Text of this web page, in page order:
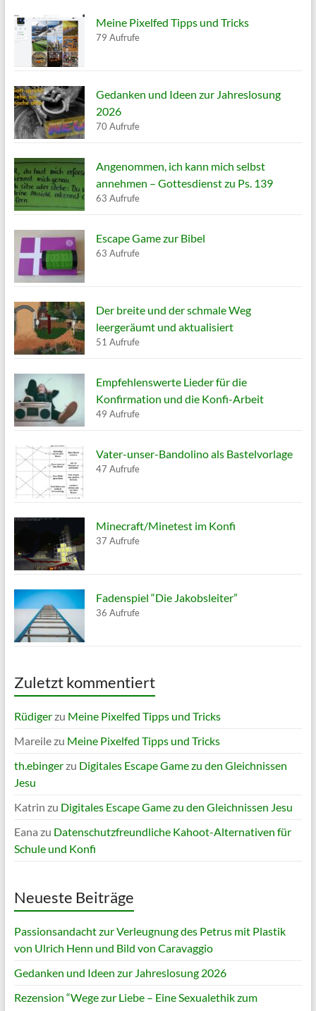
Meine Pixelfed Tipps und Tricks
79 Aufrufe
Gedanken und Ideen zur Jahreslosung
2026
70 Aufrufe
Angenommen, ich kann mich selbst
annehmen – Gottesdienst zu Ps. 139
63 Aufrufe
Escape Game zur Bibel
63 Aufrufe
Der breite und der schmale Weg
leergeräumt und aktualisiert
51 Aufrufe
Empfehlenswerte Lieder für die
Konfirmation und die Konfi-Arbeit
49 Aufrufe
Vater-unser-Bandolino als Bastelvorlage
47 Aufrufe
Minecraft/Minetest im Konfi
37 Aufrufe
Fadenspiel “Die Jakobsleiter”
36 Aufrufe
Zuletzt kommentiert
Rüdigerzu Meine Pixelfed Tipps und Tricks
Mareilezu Meine Pixelfed Tipps und Tricks
th.ebingerzu Digitales Escape Game zu den Gleichnissen
Jesu
Katrin zu Digitales Escape Game zu den Gleichnissen Jesu
Eana zu Datenschutzfreundliche Kahoot-Alternativen für
Schule und Konfi
Neueste Beiträge
Passionsandacht zur Verleugnung des Petrus mit Plastik
von Ulrich Henn und Bild von Caravaggio
Gedanken und Ideen zur Jahreslosung 2026
Rezension “Wege zur Liebe – Eine Sexualethik zum